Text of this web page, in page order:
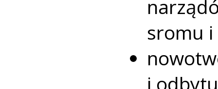
sromu
i